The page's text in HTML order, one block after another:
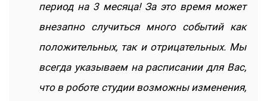
период на 3 месяца! За это время может
внезапно случиться много событий как
положительных, так и отрицательных. Мы
всегда указываем на расписании для Вас,
что в роботе студии возможны изменения,